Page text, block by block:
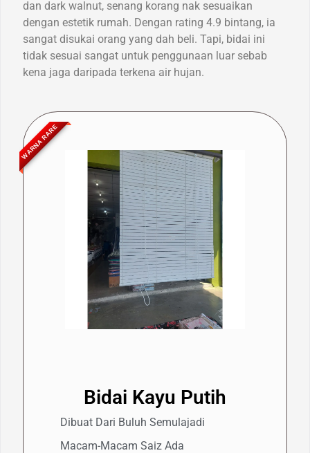
dan dark walnut, senang korang nak sesuaikan
dengan estetik rumah. Dengan rating 4.9 bintang, ia
sangat disukai orang yang dah beli. Tapi, bidai ini
tidak sesuai sangat untuk penggunaan luar sebab
kena jaga daripada terkena air hujan.
WARNA RARE
Bidai Kayu Putih
Dibuat Dari Buluh Semulajadi
Macam-Macam Saiz Ada